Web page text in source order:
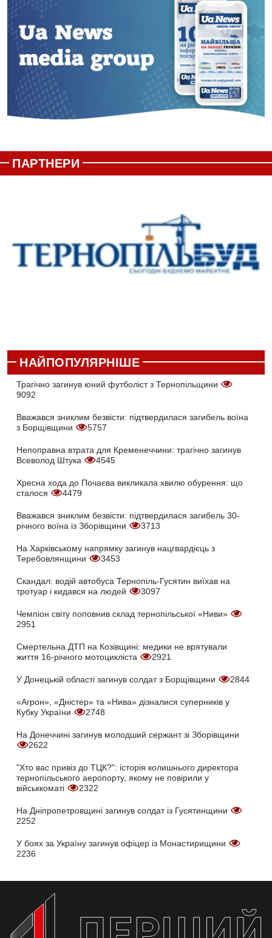
ПАРТНЕРИ
НАЙПОПУЛЯРНІШЕ
Трагічно загинув юний футболіст з Тернопільщини
9092
Вважався зниклим безвісти: підтвердилася загибель воїна
з Борщівщини
5757
Непоправна втрата для Кременеччини: трагічно загинув
Всеволод Штука
4545
Хресна хода до Почаєва викликала хвилю обурення: що
сталося
4479
Вважався зниклим безвісти: підтвердилася загибель 30-
річного воїна із Зборівщини
3713
На Харківському напрямку загинув нацгвардієць з
Теребовлянщини
3453
Скандал: водій автобуса Тернопіль-Гусятин виїхав на
тротуар і кидався на людей
3097
Чемпіон світу поповнив склад тернопільської «Ниви»
2951
Смертельна ДТП на Козівщині: медики не врятували
життя 16-річного мотоцикліста
2921
У Донецькій області загинув солдат з Борщівщини 2844
«Агрон», «Дністер» та «Нива» дізналися суперників у
Кубку України
2748
На Донеччині загинув молодший сержант зі Зборівщини
2622
"Хто вас привіз до ТЦК?": історія колишнього директора
тернопільського аеропорту, якому не повірили у
військкоматі
2322
На Дніпропетровщині загинув солдат із Гусятинщини
2252
У боях за Україну загинув офіцер із Монастирищини
2236